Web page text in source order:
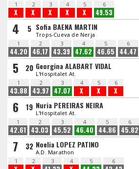
1
X
2
X
3
X
4
X
5
X
6
49.53
4 5 Sofia BAENA MARTIN
Trops-Cueva de Nerja
1
44.20
2
46.17
3
43.39
4
47.62
5
46.65
6
44.47
5 20 Georgina ALABART VIDAL
L'Hospitalet At.
1
43.88
2
43.97
3
47.07
4
X
5
X
6
X
6 19 Nuria PEREIRAS NEIRA
L'Hospitalet At.
1
42.61
2
43.03
3
45.52
4
46.40
5
44.86
6
45.82
7 32 Noelia LOPEZ PATINO
A.D. Marathon
1 2 3 4 5 6